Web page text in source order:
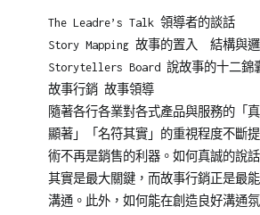
The Leadre’s Talk 領導者的談話
Story Mapping 故事的置入 結構與
Storytellers Board 說故事的十二錦
故事行銷 故事領導
隨著各行各業對各式產品與服務的「
顯著」「名符其實」的重視程度不斷
術不再是銷售的利器。如何真誠的說
其實是最大關鍵，而故事行銷正是最
溝通。此外，如何能在創造良好溝通